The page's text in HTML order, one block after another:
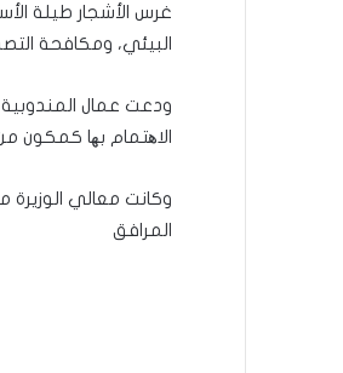
غرس الأشجار طيلة
البيئي، ومكافحة
ودعت عمال
الاھتمام بھا كمكون
وكانت معالي الوزيرة
المرافق